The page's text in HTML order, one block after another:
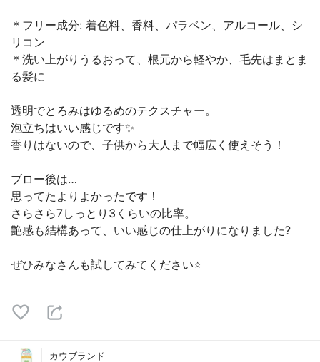
＊フリー成分: 着色料、香料、パラベン、アルコール、シ
リコン
＊洗い上がりうるおって、根元から軽やか、毛先はまとま
る髪に
透明でとろみはゆるめのテクスチャー。
泡立ちはいい感じです✨
香りはないので、子供から大人まで幅広く使えそう！
ブロー後は…
思ってたよりよかったです！
さらさら7しっとり3くらいの比率。
艶感も結構あって、いい感じの仕上がりになりました?
ぜひみなさんも試してみてください⭐️
カウブランド